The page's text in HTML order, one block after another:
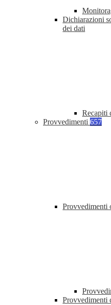
Dichiarazioni
dei dati
Recapiti
Provvedimenti 657
Provvedimenti
Provvedimenti